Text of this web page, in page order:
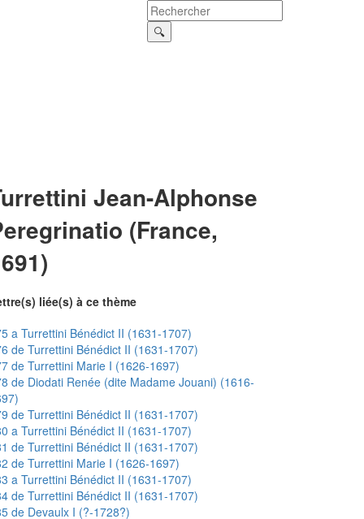
Jean-Alphonse
(France,
liée(s) à ce thème
a Turrettini Bénédict II (1631-1707)
de Turrettini Bénédict II (1631-1707)
de Turrettini Marie I (1626-1697)
de Diodati Renée (dite Madame Jouani) (1616-
de Turrettini Bénédict II (1631-1707)
a Turrettini Bénédict II (1631-1707)
de Turrettini Bénédict II (1631-1707)
de Turrettini Marie I (1626-1697)
a Turrettini Bénédict II (1631-1707)
de Turrettini Bénédict II (1631-1707)
de Devaulx I (?-1728?)